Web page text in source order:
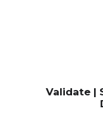
Validate |